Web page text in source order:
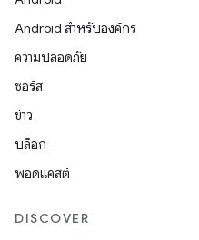
Android สำหรับองค์กร
ความปลอดภัย
ซอร์ส
ข่าว
บล็อก
พอดแคสต์
DISCOVER